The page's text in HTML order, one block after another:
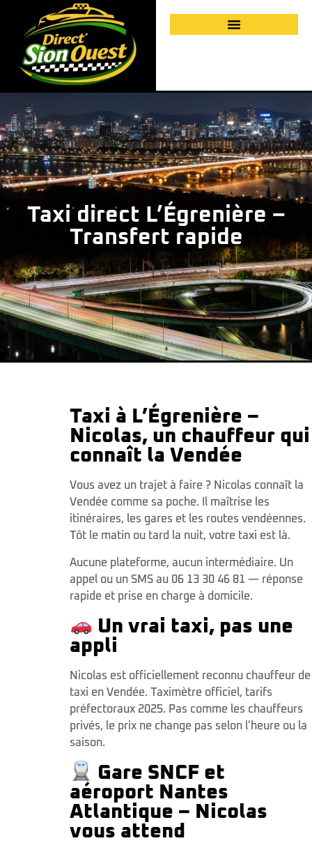
Taxi direct L’Égrenière –
Transfert rapide
Taxi à L’Égrenière –
Nicolas, un chauffeur qui
connaît la Vendée
Vous avez un trajet à faire ? Nicolas connaît la
Vendée comme sa poche. Il maîtrise les
itinéraires, les gares et les routes vendéennes.
Tôt le matin ou tard la nuit, votre taxi est là.
Aucune plateforme, aucun intermédiaire. Un
appel ou un SMS au 06 13 30 46 81 — réponse
rapide et prise en charge à domicile.
Un vrai taxi, pas une
appli
Nicolas est officiellement reconnu chauffeur de
taxi en Vendée. Taximètre officiel, tarifs
préfectoraux 2025. Pas comme les chauffeurs
privés, le prix ne change pas selon l'heure ou la
saison.
Gare SNCF et
aéroport Nantes
Atlantique – Nicolas
vous attend